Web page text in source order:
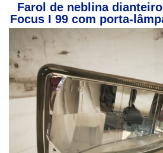
Farol de neblina
Focus I 99 com porta-